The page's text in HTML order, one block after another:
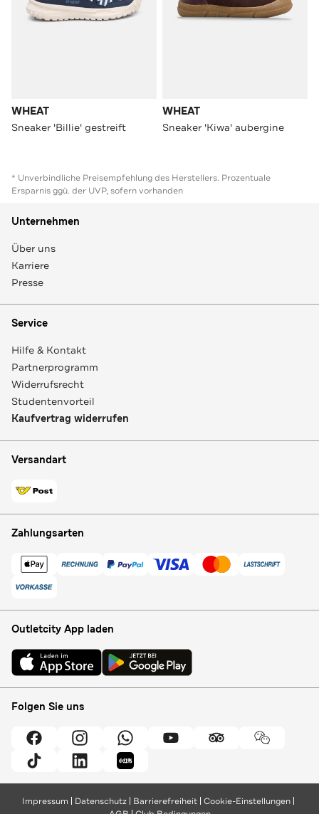
WHEAT
Sneaker 'Billie' gestreift
WHEAT
Sneaker 'Kiwa' aubergine
* Unverbindliche Preisempfehlung des Herstellers. Prozentuale
Ersparnis ggü. der UVP, sofern vorhanden
Unternehmen
Über uns
Karriere
Presse
Service
Hilfe & Kontakt
Partnerprogramm
Widerrufsrecht
Studentenvorteil
Kaufvertrag widerrufen
Versandart
Zahlungsarten
Outletcity App laden
Folgen Sie uns
Impressum Datenschutz Barrierefreiheit Cookie-Einstellungen